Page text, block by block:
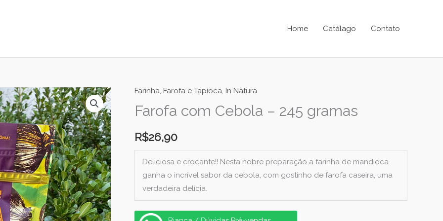
Home Catálago Contato
Farinha, Farofa e Tapioca, In Natura
Farofa com Cebola – 245 gramas
R$26,90
Deliciosa e crocante!! Nesta nobre preparação a farinha de mandioca
ganha o incrível sabor da cebola, com gostinho de farofa caseira, uma
verdadeira delícia.